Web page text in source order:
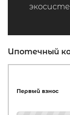
Ипотечный